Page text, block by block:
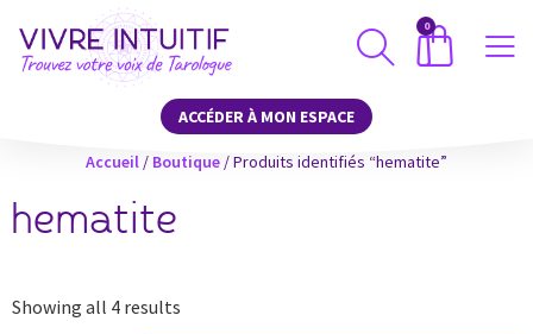
0
ACCÉDER À MON ESPACE
Accueil / Boutique / Produits identifiés “hematite”
hematite
Showing all 4 results